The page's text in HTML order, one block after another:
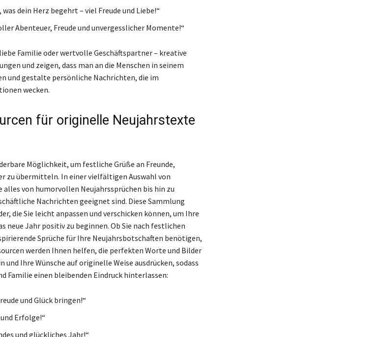
was dein Herz begehrt – viel Freude und Liebe!“
Abenteuer, Freude und unvergesslicher Momente!“
Familie oder wertvolle Geschäftspartner – kreative
und zeigen, dass man an die Menschen in seinem
und gestalte persönliche Nachrichten, die im
wecken.
für originelle Neujahrstexte
Möglichkeit, um festliche Grüße an Freunde,
zu übermitteln. In einer vielfältigen Auswahl von
alles von humorvollen Neujahrssprüchen bis hin zu
Nachrichten geeignet sind. Diese Sammlung
die Sie leicht anpassen und verschicken können, um Ihre
neue Jahr positiv zu beginnen. Ob Sie nach festlichen
Sprüche für Ihre Neujahrsbotschaften benötigen,
werden Ihnen helfen, die perfekten Worte und Bilder
und Ihre Wünsche auf originelle Weise ausdrücken, sodass
Familie einen bleibenden Eindruck hinterlassen:
und Glück bringen!“
Erfolge!“
und glückliches Jahr!“